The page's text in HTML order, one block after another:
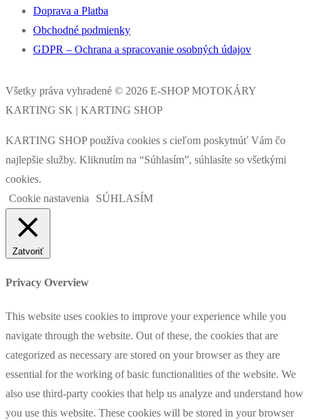
Doprava a Platba
Obchodné podmienky
GDPR – Ochrana a spracovanie osobných údajov
Všetky práva vyhradené © 2026 E-SHOP MOTOKÁRY
KARTING SK | KARTING SHOP
KARTING SHOP používa cookies s cieľom poskytnúť Vám čo
najlepšie služby. Kliknutím na “Súhlasím”, súhlasíte so všetkými
cookies.
Cookie nastavenia
SÚHLASÍM
Zatvoriť
Privacy Overview
This website uses cookies to improve your experience while you
navigate through the website. Out of these, the cookies that are
categorized as necessary are stored on your browser as they are
essential for the working of basic functionalities of the website. We
also use third-party cookies that help us analyze and understand how
you use this website. These cookies will be stored in your browser